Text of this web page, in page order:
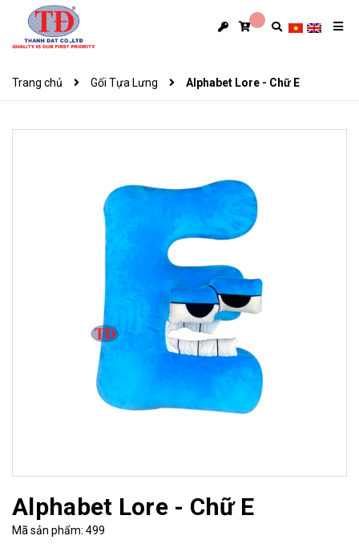
Trang chủ Gối Tựa Lưng Alphabet Lore - Chữ E
Alphabet Lore - Chữ E
Mã sản phẩm: 499